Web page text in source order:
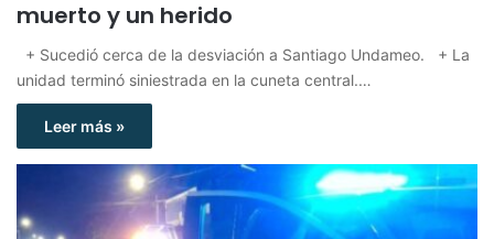
muerto y un herido
+ Sucedió cerca de la desviación a Santiago Undameo. + La
unidad terminó siniestrada en la cuneta central.…
Leer más »